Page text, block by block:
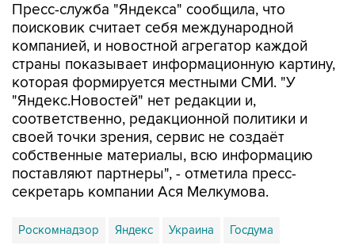
Пресс-служба "Яндекса" сообщила, что
поисковик считает себя международной
компанией, и новостной агрегатор каждой
страны показывает информационную картину,
которая формируется местными СМИ. "У
"Яндекс.Новостей" нет редакции и,
соответственно, редакционной политики и
своей точки зрения, сервис не создаёт
собственные материалы, всю информацию
поставляют партнеры", - отметила пресс-
секретарь компании Ася Мелкумова.
Роскомнадзор Яндекс Украина Госдума